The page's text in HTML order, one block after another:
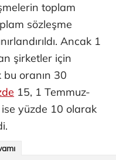
toplam
sözleşme
Ancak 1
şirketler için
oranın 30
15, 1 Temmuz-
yüzde 10 olarak